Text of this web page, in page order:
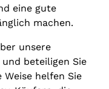
eine gute
machen.
unsere
beteiligen Sie
Weise helfen Sie